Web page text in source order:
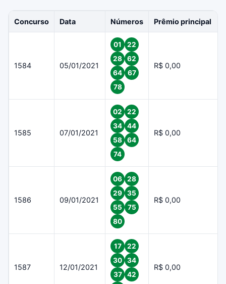
Concurso Data Números Prêmio principal
1584 05/01/2021
01
22
28
62
64
67
78
R$ 0,00
1585 07/01/2021
02
22
34
44
58
64
74
R$ 0,00
1586 09/01/2021
06
28
29
35
55
75
80
R$ 0,00
1587 12/01/2021
17
22
30
34
37
42
R$ 0,00